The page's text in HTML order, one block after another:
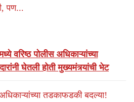
पण...
वरिष्ठ पोलीस अधिकाऱ्यांच्या
घेतली होती मुख्यमंत्र्यांची भेट
तडकाफडकी बदल्या!